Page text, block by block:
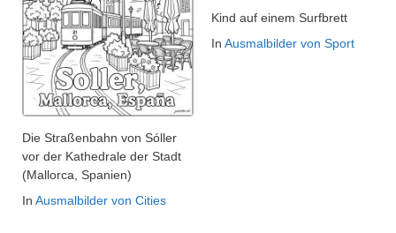
Die Straßenbahn von Sóller
vor der Kathedrale der Stadt
(Mallorca, Spanien)
In Ausmalbilder von Cities
Kind auf einem Surfbrett
In Ausmalbilder von Sport